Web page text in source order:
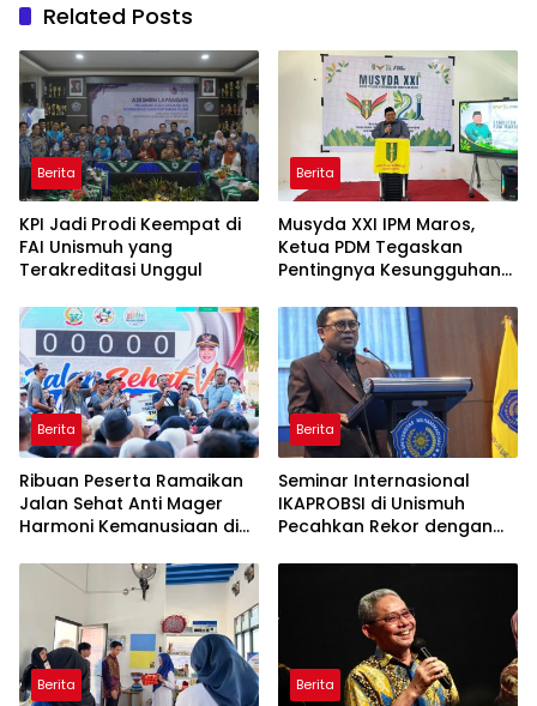
Related Posts
Berita
KPI Jadi Prodi Keempat di
FAI Unismuh yang
Terakreditasi Unggul
Berita
Musyda XXI IPM Maros,
Ketua PDM Tegaskan
Pentingnya Kesungguhan
Berita
Ribuan Peserta Ramaikan
Jalan Sehat Anti Mager
Harmoni Kemanusiaan di
Berita
Seminar Internasional
IKAPROBSI di Unismuh
Pecahkan Rekor dengan
Berita Berita